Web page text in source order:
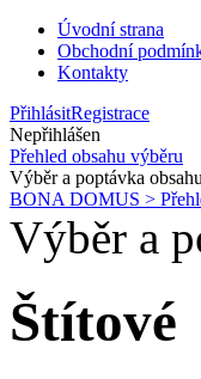
Úvodní strana
Obchodní
Kontakty
PřihlásitRegistrace
Nepřihlášen
Přehled obsahu výběru
Výběr a poptávka
BONA DOMUS >
Výběr a
Štítové